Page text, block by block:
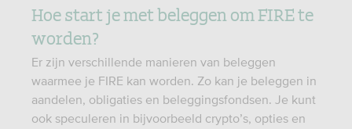
Hoe start je met beleggen om FIRE te
worden?
Er zijn verschillende manieren van beleggen
waarmee je FIRE kan worden. Zo kan je beleggen in
aandelen, obligaties en beleggingsfondsen. Je kunt
ook speculeren in bijvoorbeeld crypto’s, opties en